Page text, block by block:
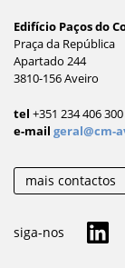
Edifício Paços do
Praça da República
Apartado 244
3810-156 Aveiro
tel +351 234 406 300
e-mail geral@cm-
mais contactos
siga-nos